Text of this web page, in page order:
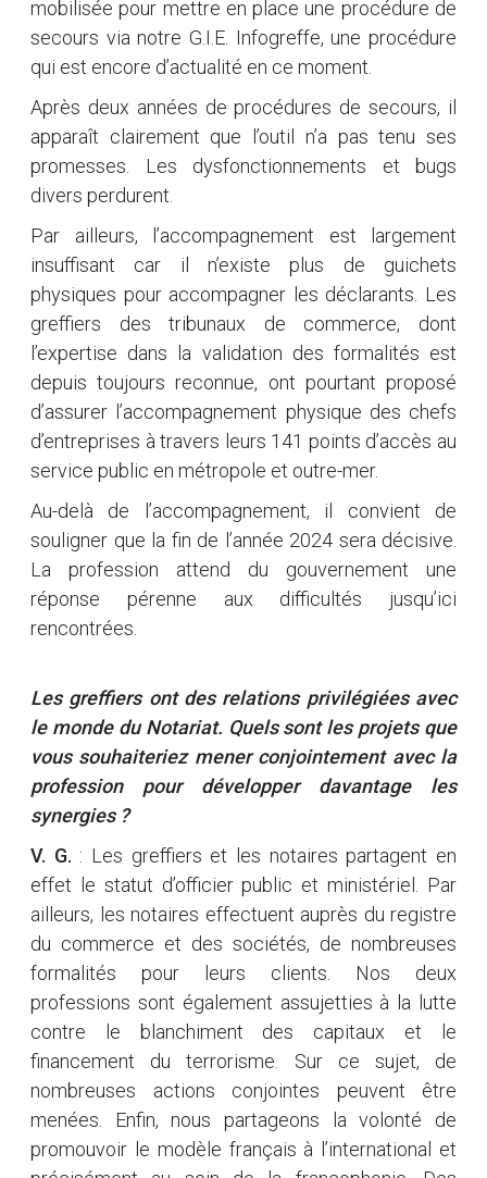
mobilisée pour mettre en place une procédure de
secours via notre G.I.E. Infogreffe, une procédure
qui est encore d’actualité en ce moment.
Après deux années de procédures de secours, il
apparaît clairement que l’outil n’a pas tenu ses
promesses. Les dysfonctionnements et bugs
divers perdurent.
Par ailleurs, l’accompagnement est largement
insuffisant car il n’existe plus de guichets
physiques pour accompagner les déclarants. Les
greffiers des tribunaux de commerce, dont
l’expertise dans la validation des formalités est
depuis toujours reconnue, ont pourtant proposé
d’assurer l’accompagnement physique des chefs
d’entreprises à travers leurs 141 points d’accès au
service public en métropole et outre-mer.
Au-delà de l’accompagnement, il convient de
souligner que la fin de l’année 2024 sera décisive.
La profession attend du gouvernement une
réponse pérenne aux difficultés jusqu’ici
rencontrées.
Les greffiers ont des relations privilégiées avec
le monde du Notariat. Quels sont les projets que
vous souhaiteriez mener conjointement avec la
profession pour développer davantage les
synergies ?
V. G. : Les greffiers et les notaires partagent en
effet le statut d’officier public et ministériel. Par
ailleurs, les notaires effectuent auprès du registre
du commerce et des sociétés, de nombreuses
formalités pour leurs clients. Nos deux
professions sont également assujetties à la lutte
contre le blanchiment des capitaux et le
financement du terrorisme. Sur ce sujet, de
nombreuses actions conjointes peuvent être
menées. Enfin, nous partageons la volonté de
promouvoir le modèle français à l’international et